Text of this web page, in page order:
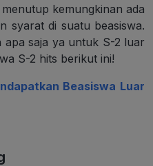
kemungkinan ada
syarat di suatu beasiswa.
apa saja ya untuk S-2 luar
S-2 hits berikut ini!
Beasiswa Luar